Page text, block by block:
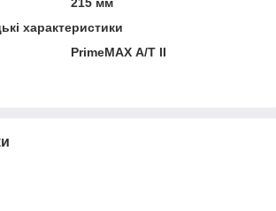
характеристики
PrimeMAX А/Т II